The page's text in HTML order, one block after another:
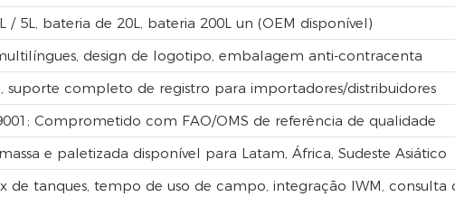
/ 5L, bateria de 20L, bateria 200L un (OEM disponível)
design de logotipo, embalagem anti-contracenta
suporte completo de registro para importadores/distribuidores
Comprometido com FAO/OMS de referência de qualidade
e paletizada disponível para Latam, África, Sudeste Asiático
de tanques, tempo de uso de campo, integração IWM,